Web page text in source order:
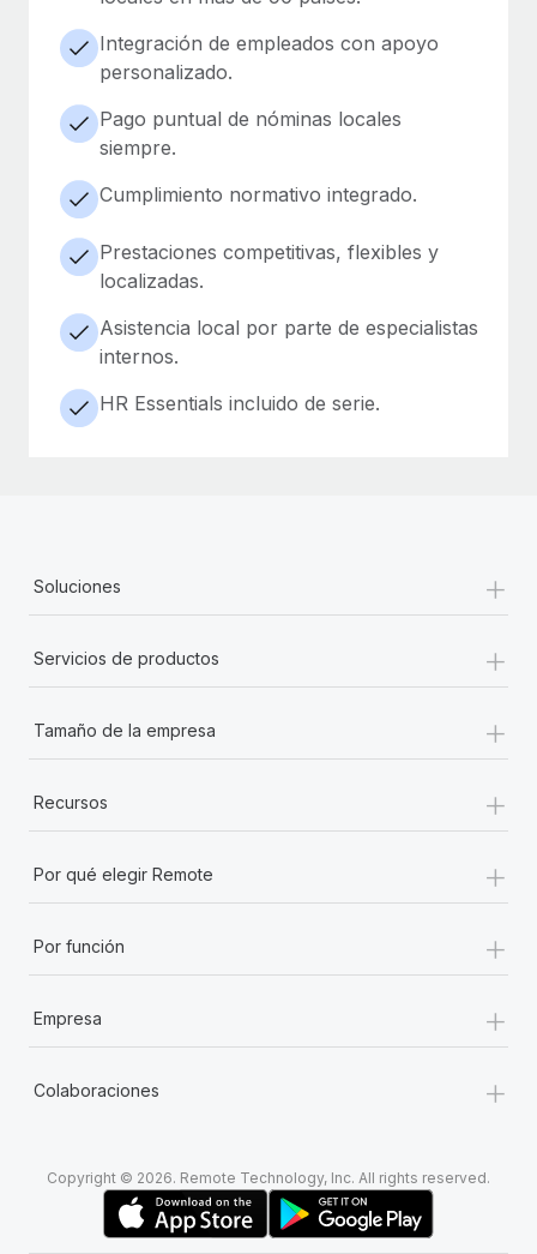
Integración de empleados con apoyo
personalizado.
Pago puntual de nóminas locales
siempre.
Cumplimiento normativo integrado.
Prestaciones competitivas, flexibles y
localizadas.
Asistencia local por parte de especialistas
internos.
HR Essentials incluido de serie.
Soluciones +
Servicios de productos +
Tamaño de la empresa +
Recursos +
Por qué elegir Remote +
Por función +
Empresa +
Colaboraciones +
Copyright © 2026. Remote Technology, Inc. All rights reserved.